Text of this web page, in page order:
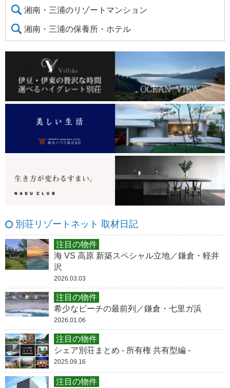
湘南・三浦のリゾートマンション
湘南・三浦の保養所・ホテル
別荘リゾートネット 取材日記
注目の物件
海 VS 高原 新築スペシャル立地／鎌倉・軽井
沢
2026.03.03
注目の物件
希少なビーチの最前列／鎌倉・七里ガ浜
2026.01.06
注目の物件
シェア別荘まとめ - 所有権 共有型編 -
2025.09.16
注目の物件